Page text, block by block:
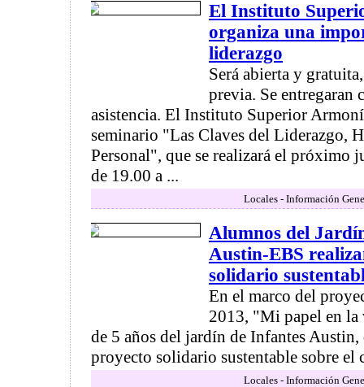
El Instituto
organiza una
liderazgo
Será abierta y
previa. Se entregaran
asistencia. El Instituto Superior
seminario "Las Claves del Liderazgo,
Personal", que se realizará el próximo
de 19.00 a ...
Locales - Información
Alumnos del
Austin-EBS
solidario
En el marco del
2013, "Mi papel en la
de 5 años del jardín de Infantes
proyecto solidario sustentable sobre el
Locales - Información